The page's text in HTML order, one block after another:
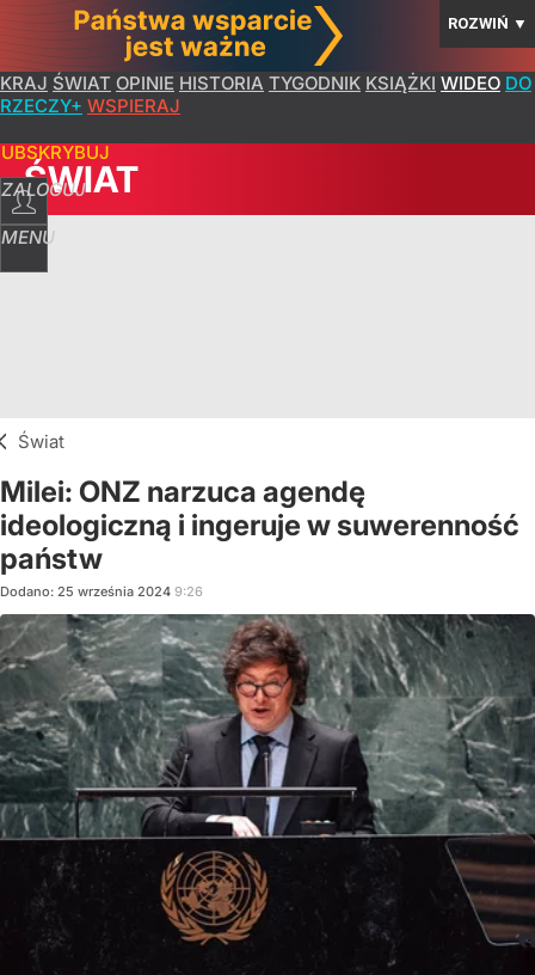
ROZWIŃ ▼
KRAJ ŚWIAT OPINIE HISTORIA TYGODNIK KSIĄŻKI WIDEO DO
RZECZY+ WSPIERAJ
ZALOGUJ
MENU
ŚWIAT
Świat
Milei: ONZ narzuca agendę
ideologiczną i ingeruje w suwerenność
państw
Dodano: 25 września 2024 9:26